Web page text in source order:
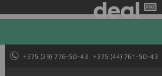
+375 (29) 776-50-43 +375 (44) 761-50-43